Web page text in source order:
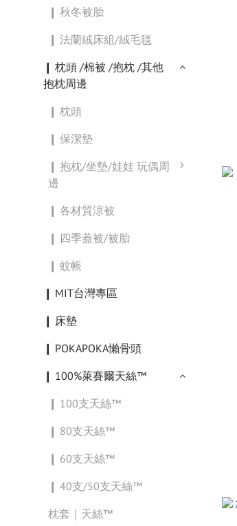
❙ 秋冬被胎
❙ 法蘭絨床組/絨毛毯
❙ 枕頭 /棉被 /抱枕 /其他
抱枕周邊
❙ 枕頭
❙ 保潔墊
❙ 抱枕/坐墊/娃娃 玩偶周
邊
❙ 各材質涼被
❙ 四季蓋被/被胎
❙ 蚊帳
❙ MIT台灣專區
❙ 床墊
❙ POKAPOKA懶骨頭
❙ 100%萊賽爾天絲™
❙ 100支天絲™
❙ 80支天絲™
❙ 60支天絲™
❙ 40支/50支天絲™
枕套｜天絲™